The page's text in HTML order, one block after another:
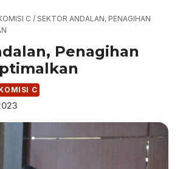
C / SEKTOR ANDALAN, PENAGIHAN
Penagihan
C